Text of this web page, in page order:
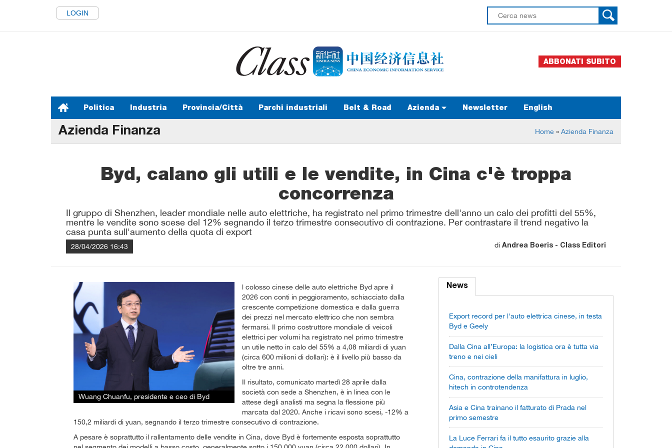
LOGIN
ABBONATI SUBITO
Politica Industria Provincia/Città Parchi industriali Belt & Road Azienda Newsletter English
Azienda Finanza Home » Azienda Finanza
Byd, calano gli utili e le vendite, in Cina c'è troppa
concorrenza
Il gruppo di Shenzhen, leader mondiale nelle auto elettriche, ha registrato nel primo trimestre dell'anno un calo dei profitti del 55%,
mentre le vendite sono scese del 12% segnando il terzo trimestre consecutivo di contrazione. Per contrastare il trend negativo la
casa punta sull'aumento della quota di export
28/04/2026 16:43 di Andrea Boeris - Class Editori
Wuang Chuanfu, presidente e ceo di Byd
l colosso cinese delle auto elettriche Byd apre il
2026 con conti in peggioramento, schiacciato dalla
crescente competizione domestica e dalla guerra
dei prezzi nel mercato elettrico che non sembra
fermarsi. Il primo costruttore mondiale di veicoli
elettrici per volumi ha registrato nel primo trimestre
un utile netto in calo del 55% a 4,08 miliardi di yuan
(circa 600 milioni di dollari): è il livello più basso da
oltre tre anni.
Il risultato, comunicato martedì 28 aprile dalla
società con sede a Shenzhen, è in linea con le
attese degli analisti ma segna la flessione più
marcata dal 2020. Anche i ricavi sono scesi, -12% a
150,2 miliardi di yuan, segnando il terzo trimestre consecutivo di contrazione.
A pesare è soprattutto il rallentamento delle vendite in Cina, dove Byd è fortemente esposta soprattutto
News
Export record per l'auto elettrica cinese, in testa
Byd e Geely
Dalla Cina all’Europa: la logistica ora è tutta via
treno e nei cieli
Cina, contrazione della manifattura in luglio,
hitech in controtendenza
Asia e Cina trainano il fatturato di Prada nel
primo semestre
La Luce Ferrari fa il tutto esaurito grazie alla